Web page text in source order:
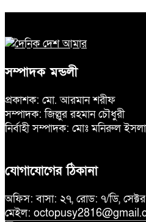
সম্পাদক মন্ডলী
প্রকাশক: মো. আরমান শরীফ
সম্পাদক: জিল্লুর রহমান চৌধুরী
নির্বাহী সম্পাদক: মোঃ মনিরুল
যোগাযোগের ঠিকানা
অফিস: বাসা: ২৭, রোড: ৭/ডি,
মেইল: